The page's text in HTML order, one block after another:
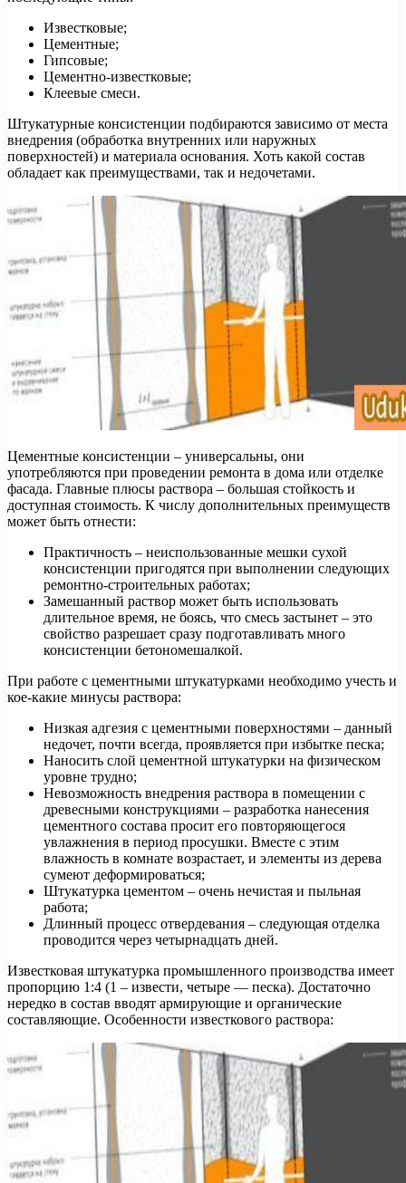
Известковые;
Цементные;
Гипсовые;
Цементно-известковые;
Клеевые смеси.
Штукатурные консистенции подбираются зависимо от места
внедрения (обработка внутренних или наружных
поверхностей) и материала основания. Хоть какой состав
обладает как преимуществами, так и недочетами.
Цементные консистенции – универсальны, они
употребляются при проведении ремонта в дома или отделке
фасада. Главные плюсы раствора – большая стойкость и
доступная стоимость. К числу дополнительных преимуществ
может быть отнести:
Практичность – неиспользованные мешки сухой
консистенции пригодятся при выполнении следующих
ремонтно-строительных работах;
Замешанный раствор может быть использовать
длительное время, не боясь, что смесь застынет – это
свойство разрешает сразу подготавливать много
консистенции бетономешалкой.
При работе с цементными штукатурками необходимо учесть и
кое-какие минусы раствора:
Низкая адгезия с цементными поверхностями – данный
недочет, почти всегда, проявляется при избытке песка;
Наносить слой цементной штукатурки на физическом
уровне трудно;
Невозможность внедрения раствора в помещении с
древесными конструкциями – разработка нанесения
цементного состава просит его повторяющегося
увлажнения в период просушки. Вместе с этим
влажность в комнате возрастает, и элементы из дерева
сумеют деформироваться;
Штукатурка цементом – очень нечистая и пыльная
работа;
Длинный процесс отвердевания – следующая отделка
проводится через четырнадцать дней.
Известковая штукатурка промышленного производства имеет
пропорцию 1:4 (1 – извести, четыре — песка). Достаточно
нередко в состав вводят армирующие и органические
составляющие. Особенности известкового раствора: